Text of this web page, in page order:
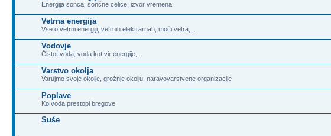
Energija sonca, sončne celice, izvor vremena
Vetrna energija
Vse o vetrni energiji, vetrnih elektrarnah, moči vetra,...
Vodovje
Čistot voda, voda kot vir energije,...
Varstvo okolja
Varujmo svoje okolje, grožnje okolju, naravovarstvene organizacije
Poplave
Ko voda prestopi bregove
Suše